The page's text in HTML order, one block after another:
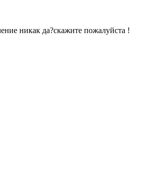
никак да?скажите пожалуйста !